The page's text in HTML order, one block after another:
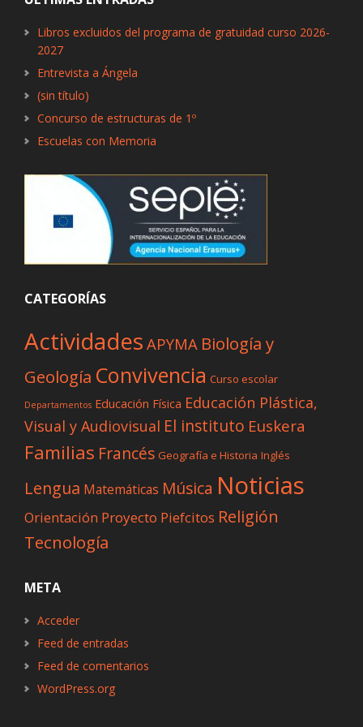
Libros excluidos del programa de gratuidad curso 2026-
2027
Entrevista a Ángela
(sin título)
Concurso de estructuras de 1º
Escuelas con Memoria
CATEGORÍAS
Actividades APYMA Biología y
Geología Convivencia Curso escolar
Departamentos Educación Física Educación Plástica,
Visual y Audiovisual El instituto Euskera
Familias Francés Geografía e Historia Inglés
Lengua Matemáticas Música Noticias
Orientación Proyecto Piefcitos Religión
Tecnología
META
Acceder
Feed de entradas
Feed de comentarios
WordPress.org